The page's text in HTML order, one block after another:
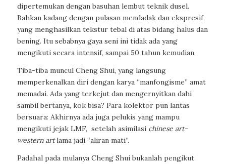
dipertemukan dengan basuhan lembut teknik dusel.
Bahkan kadang dengan pulasan mendadak dan ekspresif,
yang menghasilkan tekstur tebal di atas bidang halus dan
bening. Itu sebabnya gaya seni ini tidak ada yang
mengikuti secara intensif, sampai 50 tahun kemudian.
Tiba-tiba muncul Cheng Shui, yang langsung
memperkenalkan diri dengan karya “manfongisme” amat
memadai. Ada yang terkejut dan mengernyitkan dahi
sambil bertanya, kok bisa? Para kolektor pun lantas
bersuara: Akhirnya ada juga pelukis yang mampu
mengikuti jejak LMF, setelah asimilasi chinese art-
western artlama jadi “aliran mati”.
Padahal pada mulanya Cheng Shui bukanlah pengikut